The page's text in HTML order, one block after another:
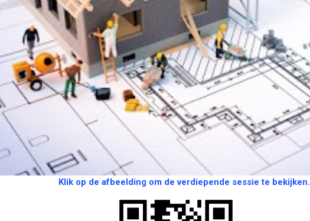
Klik op de afbeelding om de verdiepende sessie te bekijken.